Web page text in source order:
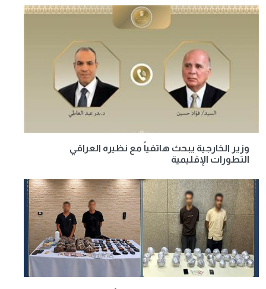
وزير الخارجية يبحث هاتفياً مع نظيره العراقي
التطورات الإقليمية